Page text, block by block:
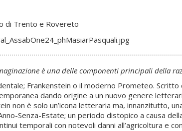
di Trento e Rovereto
è una delle componenti principali della
Frankenstein o il moderno Prometeo. Scritto
dando origine a un nuovo genere
non è solo un’icona letteraria ma, innanzitutto,
Senza-Estate; un periodo distopico a causa
temporali con notevoli danni all’agricoltura e